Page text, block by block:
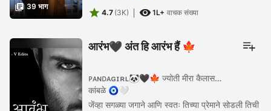
 39 भाग
 4.7 (3K)  1L+ वाचक संख्या
आरंभ🖤 अंत हि आरंभ हैं 🍁
ᴘᴀɴᴅᴀɢɪʀʟ🐼🖤🍁 ज्योती मीरा कैलास
कांबळे 🧿🤍
जेंव्हा सगळ्या जगाने आणि स्वतः तिच्या प्रेमाने सोडली तिची